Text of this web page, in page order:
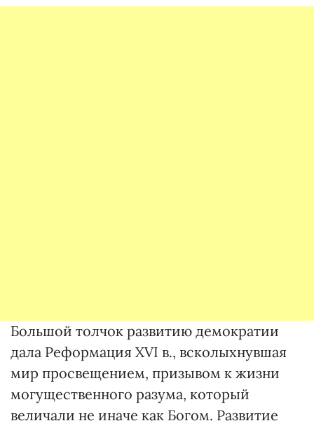
Большой толчок развитию демократии
дала Реформация ХVІ в., всколыхнувшая
мир просвещением, призывом к жизни
могущественного разума, который
величали не иначе как Богом. Развитие